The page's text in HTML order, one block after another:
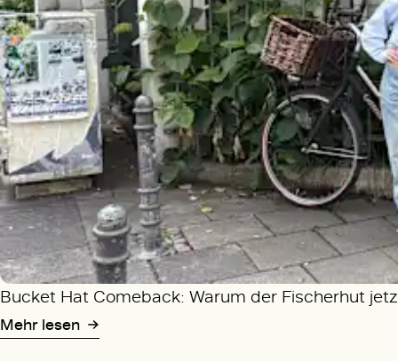
Bucket Hat Comeback: Warum der Fischerhut
Mehr lesen